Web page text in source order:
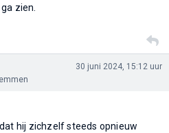
zien.
30 juni 2024, 15:12 uur
hij zichzelf steeds opnieuw